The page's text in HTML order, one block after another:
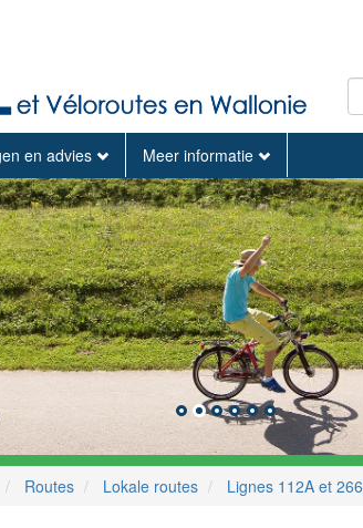
en advies Meer informatie
Routes Lokale routes Lignes 112A et 266